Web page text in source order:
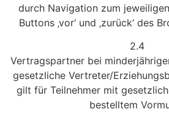
durch Navigation zum
Buttons ‚vor‘ und ‚zurück‘ des
2.4
Vertragspartner bei
gesetzliche Vertreter/
gilt für Teilnehmer mit
bestelltem